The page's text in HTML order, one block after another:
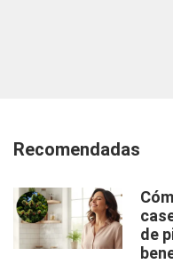
Recomendadas
de